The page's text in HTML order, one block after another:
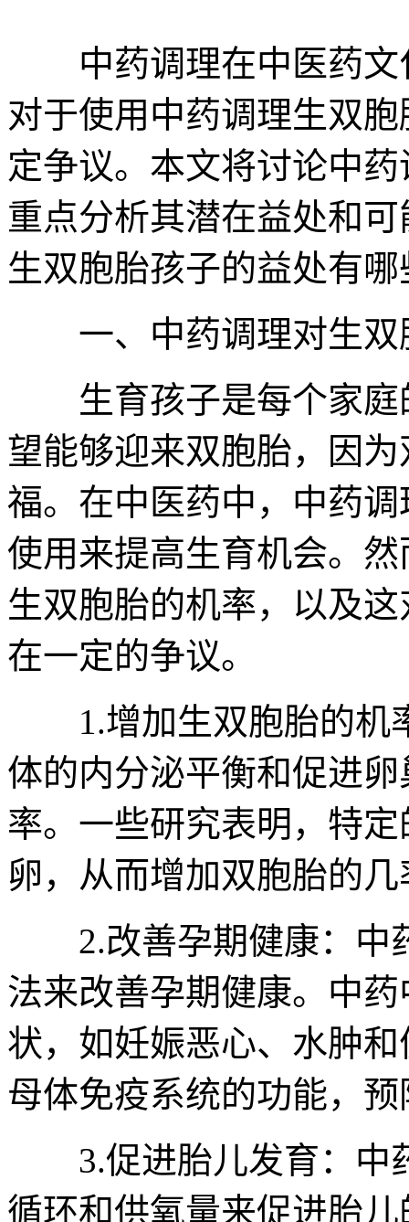
中药调理在中医药文
对于使用中药调理生双
定争议。本文将讨论中
重点分析其潜在益处和
生双胞胎孩子的益处有
一、中药调理对生双
生育孩子是每个家庭
望能够迎来双胞胎，因
福。在中医药中，中药
使用来提高生育机会。
生双胞胎的机率，以及
在一定的争议。
1.增加生双胞胎的机
体的内分泌平衡和促进
率。一些研究表明，特
卵，从而增加双胞胎的几
2.改善孕期健康：中
法来改善孕期健康。中
状，如妊娠恶心、水肿
母体免疫系统的功能，
3.促进胎儿发育：中
循环和供氧量来促进胎